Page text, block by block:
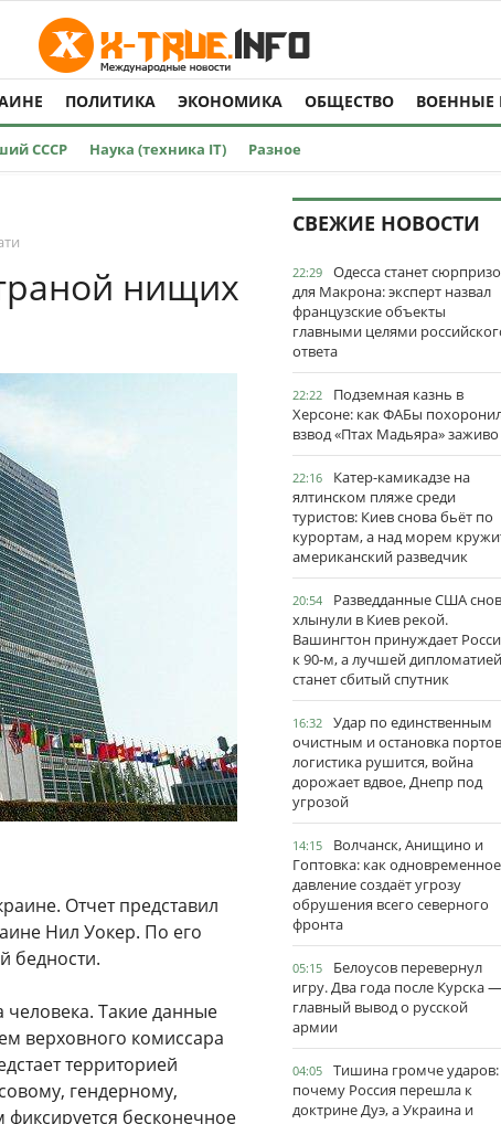
ПОЛИТИКА ЭКОНОМИКА ОБЩЕСТВО ВОЕННЫЕ
СССР Наука (техника IT) Разное
нищих
Отчет представил
Нил Уокер. По его
бедности.
Такие данные
верховного комиссара
территорией
гендерному,
бесконечное
СВЕЖИЕ НОВОСТИ
22:29
Одесса станет
для Макрона: эксперт назвал
французские объекты
главными целями
ответа
22:22
Подземная казнь в
Херсоне: как ФАБы
взвод «Птах Мадьяра» заживо
22:16
Катер-камикадзе на
ялтинском пляже среди
туристов: Киев снова бьёт по
курортам, а над морем
американский разведчик
20:54
Разведданные США
хлынули в Киев рекой.
Вашингтон принуждает
к 90-м, а лучшей дипломатией
станет сбитый спутник
16:32
Удар по единственным
очистным и остановка
логистика рушится, война
дорожает вдвое, Днепр под
угрозой
14:15
Волчанск, Анищино и
Гоптовка: как одновременное
давление создаёт угрозу
обрушения всего северного
фронта
05:15
Белоусов перевернул
игру. Два года после Курска —
главный вывод о русской
армии
04:05
Тишина громче ударов:
почему Россия перешла к
доктрине Дуэ, а Украина и